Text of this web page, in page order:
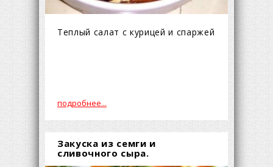
Теплый салат с курицей и спаржей
подробнее...
Закуска из семги и
сливочного сыра.